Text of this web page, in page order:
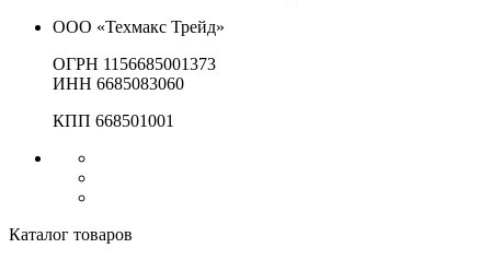
ООО «Техмакс Трейд»
ОГРН 1156685001373
ИНН 6685083060
КПП 668501001
Каталог товаров